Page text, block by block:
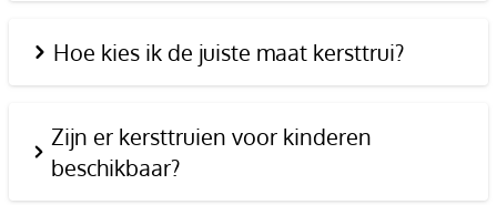
Hoe kies ik de juiste maat kersttrui?
Zijn er kersttruien voor kinderen
beschikbaar?